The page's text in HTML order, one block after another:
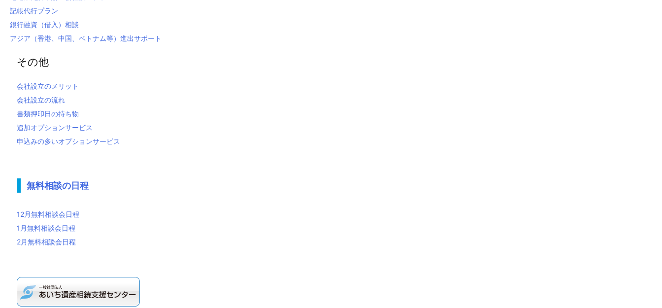
記帳代行プラン
銀行融資（借入）相談
アジア（香港、中国、ベトナム等）進出サポート
その他
会社設立のメリット
会社設立の流れ
書類押印日の持ち物
追加オプションサービス
申込みの多いオプションサービス
無料相談の日程
12月無料相談会日程
1月無料相談会日程
2月無料相談会日程